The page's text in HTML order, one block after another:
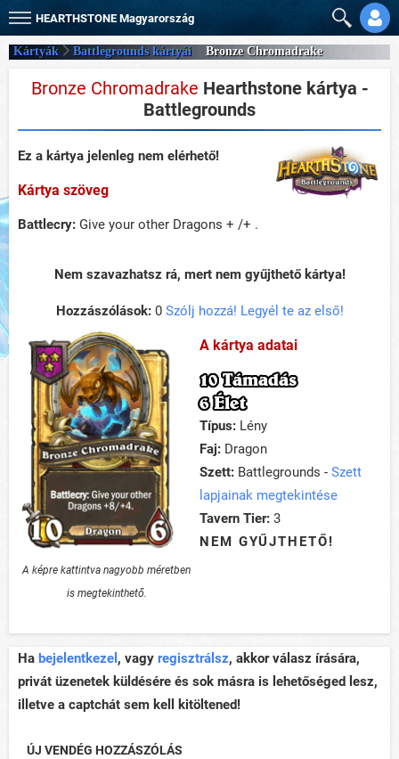
HEARTHSTONE Magyarország
Kártyák Battlegrounds kártyái Bronze Chromadrake
Bronze Chromadrake Hearthstone kártya -
Battlegrounds
Ez a kártya jelenleg nem elérhető!
Kártya szöveg
Battlecry: Give your other Dragons + /+ .
Nem szavazhatsz rá, mert nem gyűjthető kártya!
Hozzászólások:0 Szólj hozzá! Legyél te az első!
A képre kattintva nagyobb méretben
is megtekinthető.
A kártya adatai
10 Támadás
6 Élet
Típus: Lény
Faj: Dragon
Szett: Battlegrounds - Szett
lapjainak megtekintése
Tavern Tier: 3
NEM GYŰJTHETŐ!
Ha bejelentkezel , vagy regisztrálsz, akkor válasz írására,
privát üzenetek küldésére és sok másra is lehetőséged lesz,
illetve a captchát sem kell kitöltened!
ÚJ VENDÉG HOZZÁSZÓLÁS